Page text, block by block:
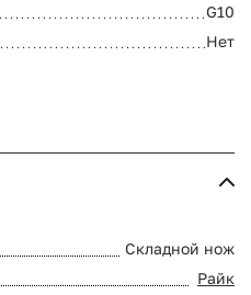
G10
Нет
Складной нож
Райк